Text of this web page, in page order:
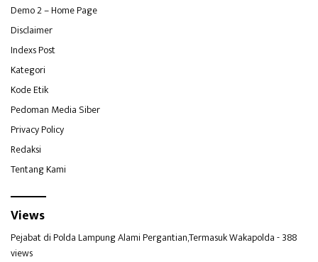
Demo 2 – Home Page
Disclaimer
Indexs Post
Kategori
Kode Etik
Pedoman Media Siber
Privacy Policy
Redaksi
Tentang Kami
Views
Pejabat di Polda Lampung Alami Pergantian,Termasuk Wakapolda- 388
views